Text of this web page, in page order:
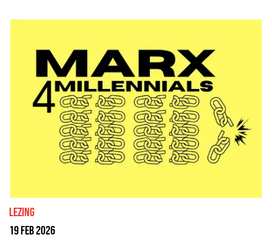
lezing
19 feb 2026